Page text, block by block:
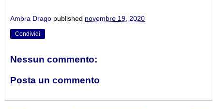
Ambra Drago published novembre 19, 2020
Condividi
Nessun commento:
Posta un commento